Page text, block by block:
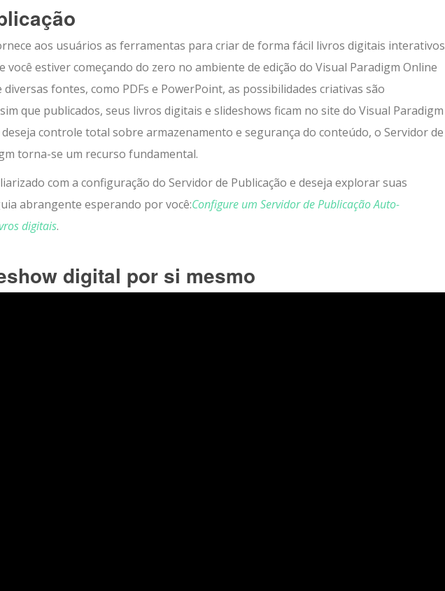
aos usuários as ferramentas para criar de forma fácil livros digitais interativos
você estiver começando do zero no ambiente de edição do Visual Paradigm Online
fontes, como PDFs e PowerPoint, as possibilidades criativas são
que publicados, seus livros digitais e slideshows ficam no site do Visual Paradigm
controle total sobre armazenamento e segurança do conteúdo, o Servidor de
torna-se um recurso fundamental.
com a configuração do Servidor de Publicação e deseja explorar suas
abrangente esperando por você:Configure um Servidor de Publicação Auto-
digitais.
digital por si mesmo